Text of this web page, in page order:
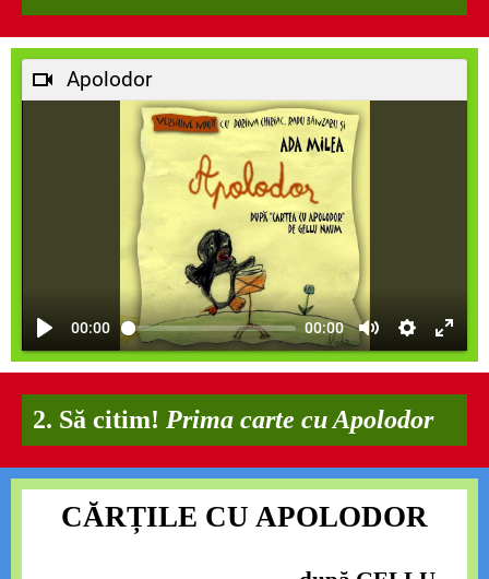
Apolodor
00:00 00:00
2. Să citim! Prima carte cu Apolodor
CĂRȚILE CU APOLODOR